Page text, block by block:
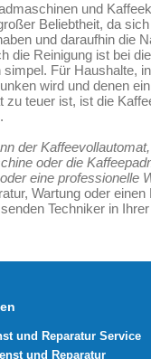
und
Beliebtheit, da
und daraufhin die
die Reinigung ist bei
Für Haushalte,
wird und denen ein
zu teuer ist, ist die
der
oder die
eine professionelle
Wartung oder einen
Techniker in
und Reparatur Service
und Reparatur